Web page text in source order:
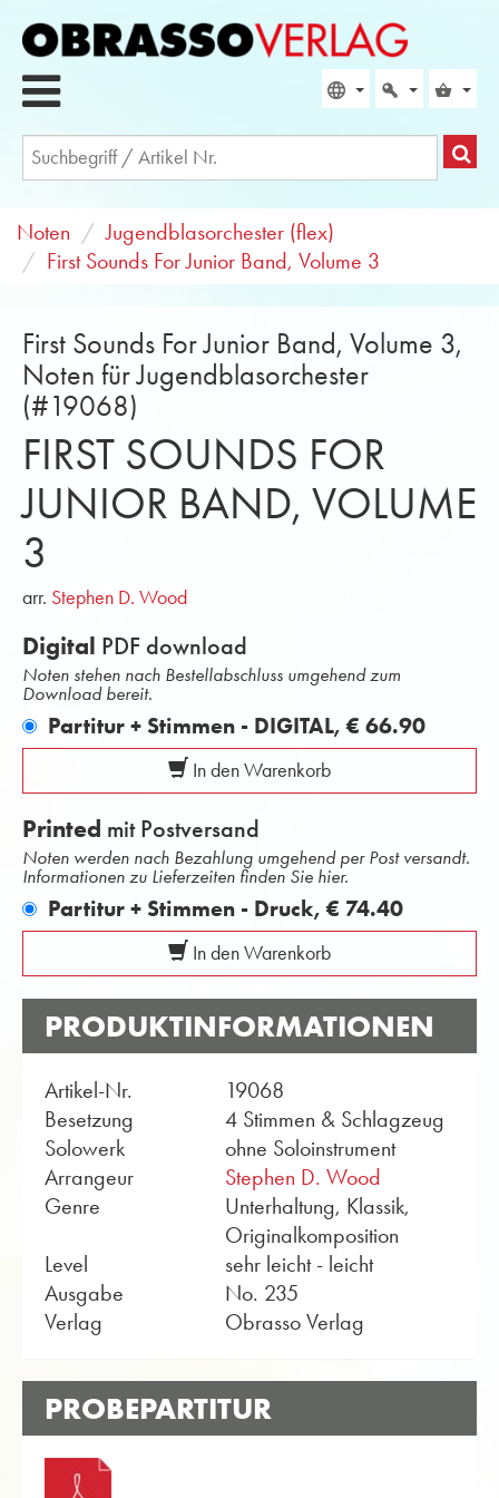
Noten
Jugendblasorchester (flex)
First Sounds For Junior Band, Volume 3
First Sounds For Junior Band, Volume 3,
Noten für Jugendblasorchester
(#19068)
FIRST SOUNDS FOR
JUNIOR BAND, VOLUME
3
arr. Stephen D. Wood
Digital PDF download
Noten stehen nach Bestellabschluss umgehend zum
Download bereit.
Partitur + Stimmen - DIGITAL,€ 66.90
In den Warenkorb
Printed mit Postversand
Noten werden nach Bezahlung umgehend per Post versandt.
Informationen zu Lieferzeiten finden Sie hier.
Partitur + Stimmen - Druck,€ 74.40
In den Warenkorb
PRODUKTINFORMATIONEN
Artikel-Nr.
19068
Besetzung
4 Stimmen & Schlagzeug
Solowerk
ohne Soloinstrument
Arrangeur
Stephen D. Wood
Genre
Unterhaltung, Klassik,
Originalkomposition
Level
sehr leicht - leicht
Ausgabe
No. 235
Verlag
Obrasso Verlag
PROBEPARTITUR